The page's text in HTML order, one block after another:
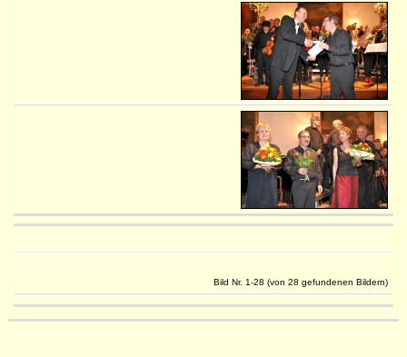
Bild Nr. 1-28 (von 28 gefundenen Bildern)